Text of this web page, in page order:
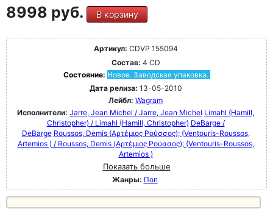
8998 руб. В корзину
Артикул: CDVP 155094
Состав: 4 CD
Состояние: Новое. Заводская упаковка.
Дата релиза: 13-05-2010
Лейбл: Wagram
Исполнители: Jarre, Jean Michel / Jarre, Jean Michel Limahl (Hamill,
Christopher) / Limahl (Hamill, Christopher) DeBarge /
DeBarge Roussos, Demis (Αρτέμιος Ρούσσος); (Ventouris-Roussos,
Artemios ) / Roussos, Demis (Αρτέμιος Ρούσσος); (Ventouris-Roussos,
Artemios )
Показать больше
Жанры: Поп